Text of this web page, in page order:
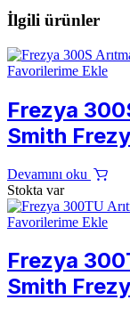
İlgili ürünler
Favorilerime Ekle
Frezya
Smith
Devamını oku
Stokta var
Favorilerime Ekle
Frezya
Smith